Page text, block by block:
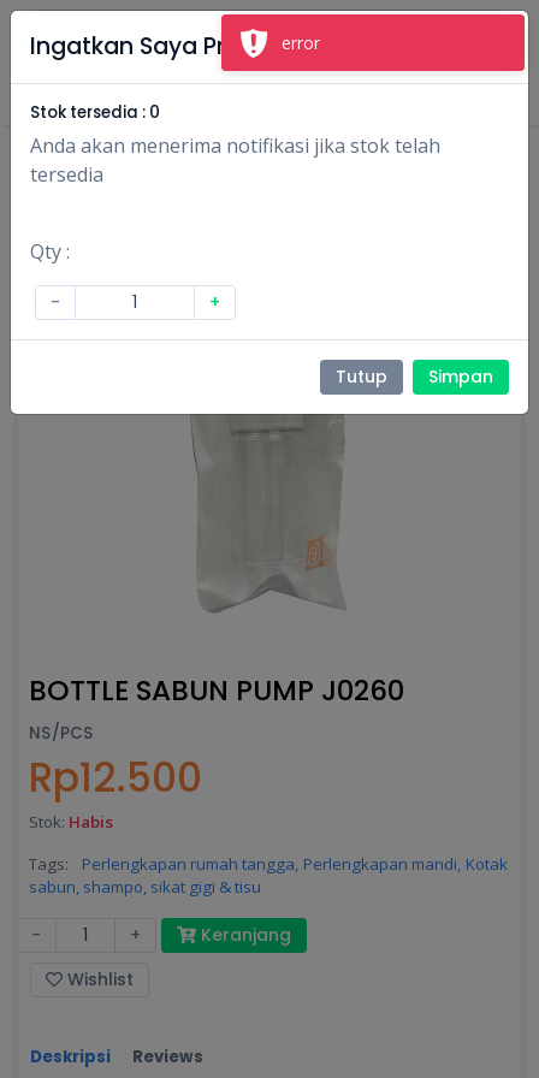
Masuk Daftar
BOTTLE SABUN PUMP J0260
NS/PCS
Rp12.500
Stok: Habis
Tags:
Perlengkapan rumah tangga, Perlengkapan mandi, Kotak
sabun, shampo, sikat gigi & tisu
- +
Keranjang
Wishlist
Deskripsi Reviews
Ingatkan Saya Produk Ini
Stok tersedia : 0
Anda akan menerima notifikasi jika stok telah
tersedia
Qty :
- +
Tutup Simpan
error